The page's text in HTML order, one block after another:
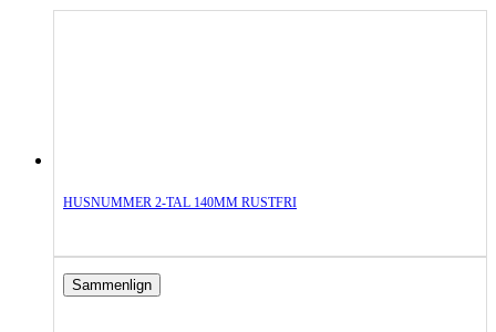
HUSNUMMER 2-TAL 140MM RUSTFRI
Sammenlign